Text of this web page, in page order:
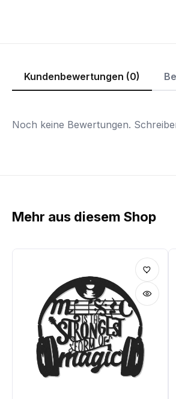
Kundenbewertungen (0)
Noch keine Bewertungen.
Mehr aus diesem Shop